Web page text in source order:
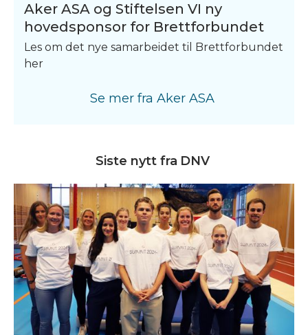
Aker ASA og Stiftelsen VI ny
hovedsponsor for Brettforbundet
Les om det nye samarbeidet til Brettforbundet
her
Se mer fra Aker ASA
Siste nytt fra DNV